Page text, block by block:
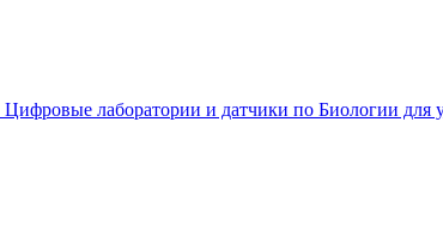
Цифровые лаборатории и датчики по Биологии для